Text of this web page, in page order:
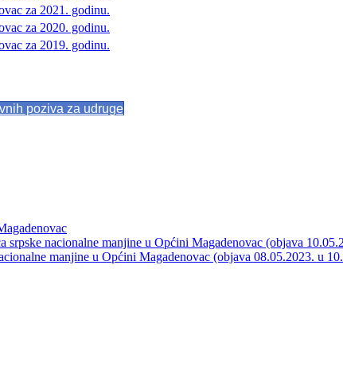
za 2021. godinu.
za 2020. godinu.
za 2019. godinu.
poziva za udruge
nacionalne manjine u Općini Magadenovac (objava
manjine u Općini Magadenovac (objava 08.05.2023. u